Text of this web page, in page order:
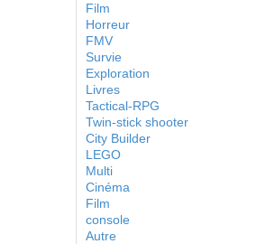
Film
Horreur
FMV
Survie
Exploration
Livres
Tactical-RPG
Twin-stick shooter
City Builder
LEGO
Multi
Cinéma
Film
console
Autre